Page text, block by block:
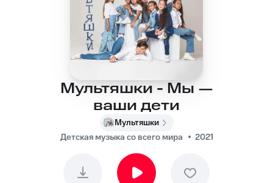
Мультяшки - Мы —
ваши дети
Мультяшки
Детская музыка со всего мира
2021